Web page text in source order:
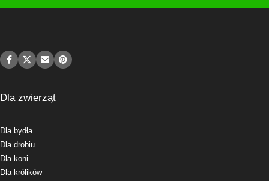
Dla zwierząt
Dla bydła
Dla drobiu
Dla koni
Dla królików